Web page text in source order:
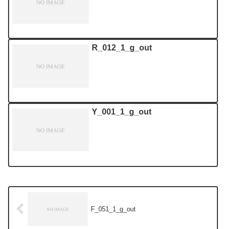
R_012_1_g_out
Y_001_1_g_out
F_051_1_g_out